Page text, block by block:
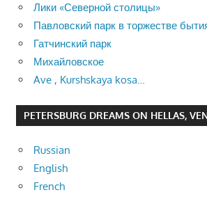
Лики «Северной столицы»
Павловский парк в торжестве
Гатчинский парк
Михайловское
Ave , Kurshskaya kosa…
PETERSBURG DREAMS ON HELLAS,
Russian
English
French